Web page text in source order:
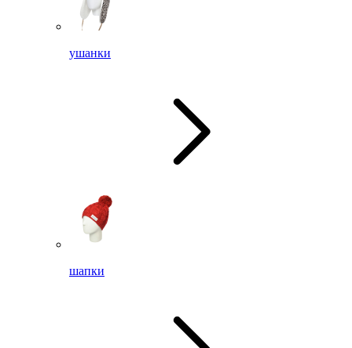
ушанки
шапки